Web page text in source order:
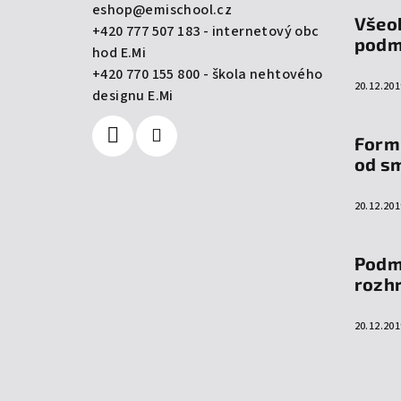
eshop@emischool.cz
+420 777 507 183 - internetový obc
hod E.Mi
+420 770 155 800 - škola nehtového
designu E.Mi
od